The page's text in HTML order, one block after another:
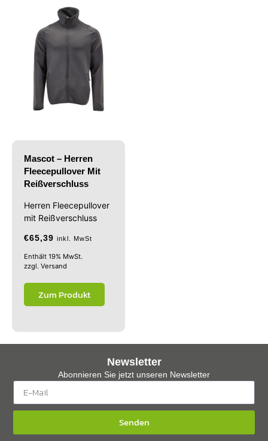
Mascot – Herren
Fleecepullover Mit
Reißverschluss
Herren Fleecepullover
mit Reißverschluss
€65,39 inkl. MwSt
Enthält 19% MwSt.
zzgl. Versand
Zum Produkt
Newsletter
Abonnieren Sie jetzt unseren Newsletter
Senden